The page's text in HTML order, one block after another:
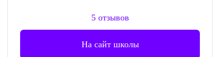
5 отзывов
На сайт школы